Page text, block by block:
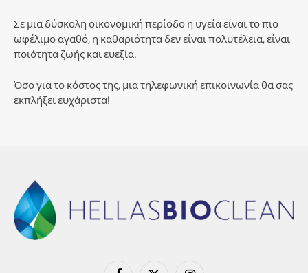
Σε μια δύσκολη οικονομική περίοδο η υγεία είναι το πιο
ωφέλιμο αγαθό, η καθαριότητα δεν είναι πολυτέλεια, είναι
ποιότητα ζωής και ευεξία.
Όσο για το κόστος της, μια τηλεφωνική επικοινωνία θα σας
εκπλήξει ευχάριστα!